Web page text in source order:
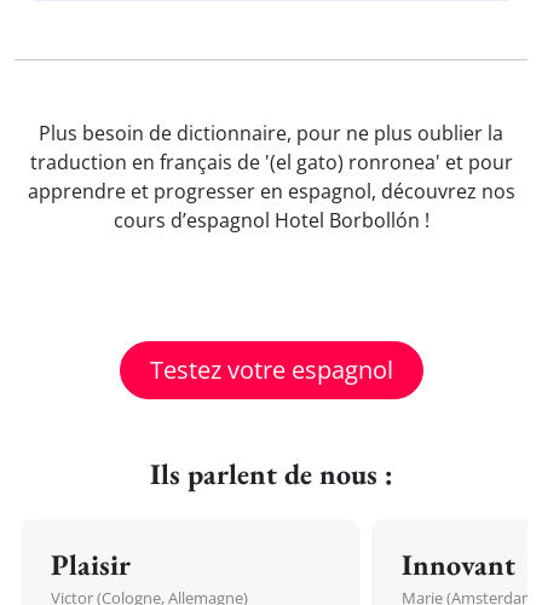
Plus besoin de dictionnaire, pour ne plus oublier la
traduction en français de '(el gato) ronronea' et pour
apprendre et progresser en espagnol, découvrez nos
cours d’espagnol Hotel Borbollón !
Testez votre espagnol
Ils parlent de nous :
Plaisir
Victor (Cologne, Allemagne)
Innovant
Marie (Amsterdam,